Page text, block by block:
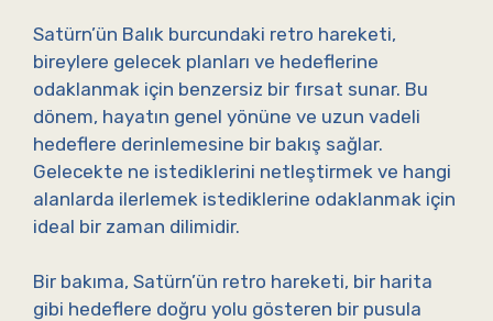
Satürn’ün Balık burcundaki retro hareketi,
bireylere gelecek planları ve hedeflerine
odaklanmak için benzersiz bir fırsat sunar. Bu
dönem, hayatın genel yönüne ve uzun vadeli
hedeflere derinlemesine bir bakış sağlar.
Gelecekte ne istediklerini netleştirmek ve hangi
alanlarda ilerlemek istediklerine odaklanmak için
ideal bir zaman dilimidir.
Bir bakıma, Satürn’ün retro hareketi, bir harita
gibi hedeflere doğru yolu gösteren bir pusula